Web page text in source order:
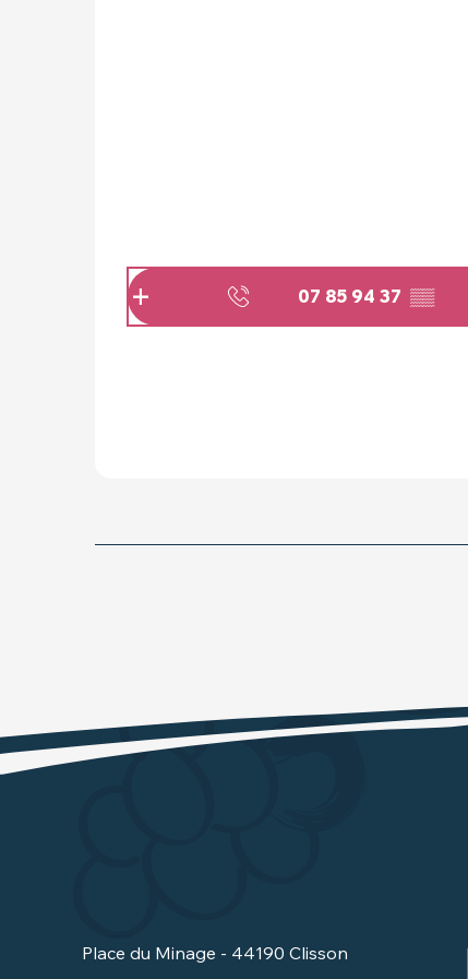
07 85 94 37 ▒▒
Place du Minage - 44190 Clisson